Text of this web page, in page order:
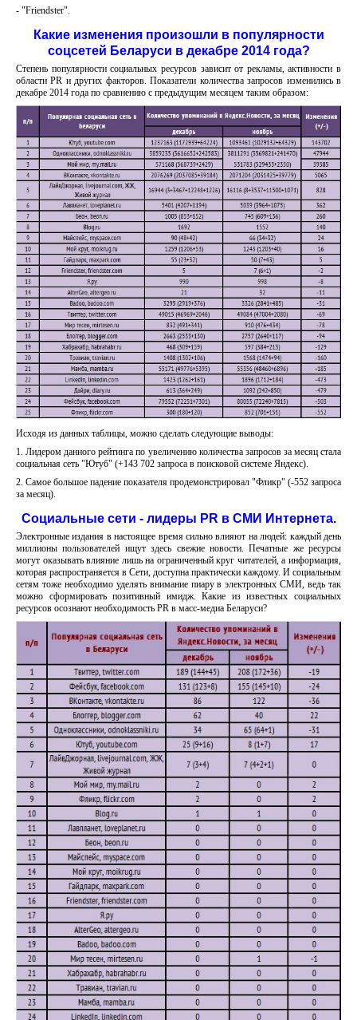
- "Friendster".
Какие изменения произошли в популярности
соцсетей Беларуси в декабре 2014 года?
Степень популярности социальных ресурсов зависит от рекламы, активности в
области PR и других факторов. Показатели количества запросов изменились в
декабре 2014 года по сравнению с предыдущим месяцем таким образом:
Исходя из данных таблицы, можно сделать следующие выводы:
1. Лидером данного рейтинга по увеличению количества запросов за месяц стала
социальная сеть "Ютуб" (+143 702 запроса в поисковой системе Яндекс).
2. Самое большое падение показателя продемонстрировал "Фликр" (-552 запроса
за месяц).
Социальные сети - лидеры PR в СМИ Интернета.
Электронные издания в настоящее время сильно влияют на людей: каждый день
миллионы пользователей ищут здесь свежие новости. Печатные же ресурсы
могут оказывать влияние лишь на ограниченный круг читателей, а информация,
которая распространяется в Сети, доступна практически каждому. И социальным
сетям тоже необходимо уделять внимание пиару в электронных СМИ, ведь так
можно сформировать позитивный имидж. Какие из известных социальных
ресурсов осознают необходимость PR в масс-медиа Беларуси?